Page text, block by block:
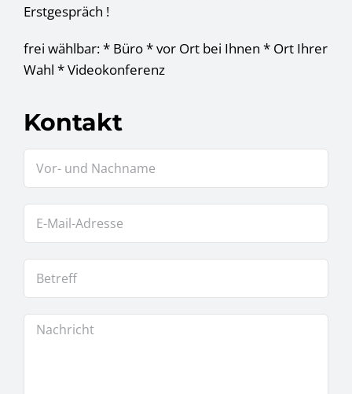
Erstgespräch !
frei wählbar: * Büro * vor Ort bei Ihnen * Ort Ihrer
Wahl * Videokonferenz
Kontakt